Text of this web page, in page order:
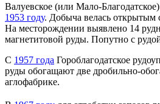
Валуевское (или Мало-
1953 году. Добыча велась открытым
На месторождении выявлено 14
магнетитовой руды. Попутно с
С 1957 года Гороблагодатское
руды обогащают две дробильно-
аглофабрике.